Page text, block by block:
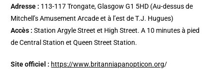
Adresse : 113-117 Trongate, Glasgow G1 5HD (Au-dessus de
Mitchell’s Amusement Arcade et à l’est de T.J. Hugues)
Accès : Station Argyle Street et High Street. A 10 minutes à pied
de Central Station et Queen Street Station.
Site officiel : https://www.britanniapanopticon.org/